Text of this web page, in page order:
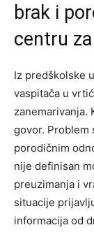
brak i
centru
Iz predškolske
vaspitača u
zanemarivanja.
govor. Problem
porodičnim
nije definisan
preuzimanja i
situacije
informacija od